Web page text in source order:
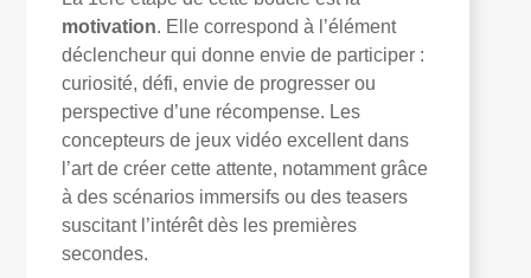
motivation. Elle correspond à l’élément
déclencheur qui donne envie de participer :
curiosité, défi, envie de progresser ou
perspective d’une récompense. Les
concepteurs de jeux vidéo excellent dans
l’art de créer cette attente, notamment grâce
à des scénarios immersifs ou des teasers
suscitant l’intérêt dès les premières
secondes.